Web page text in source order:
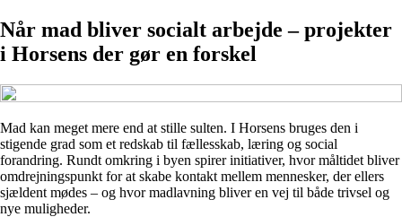
Når mad bliver socialt arbejde – projekter
i Horsens der gør en forskel
Mad kan meget mere end at stille sulten. I Horsens bruges den i
stigende grad som et redskab til fællesskab, læring og social
forandring. Rundt omkring i byen spirer initiativer, hvor måltidet bliver
omdrejningspunkt for at skabe kontakt mellem mennesker, der ellers
sjældent mødes – og hvor madlavning bliver en vej til både trivsel og
nye muligheder.